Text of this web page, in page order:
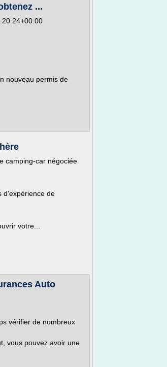
...
nouveau permis de
camping-car négociée
d'expérience de
votre...
Auto
vérifier de nombreux
vous pouvez avoir une